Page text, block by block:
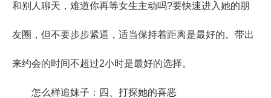
和别人聊天，难道你再等女生主动吗?要快速进入她的朋
友圈，但不要步步紧逼，适当保持着距离是最好的。带出
来约会的时间不超过2小时是最好的选择。
怎么样追妹子：四、打探她的喜恶